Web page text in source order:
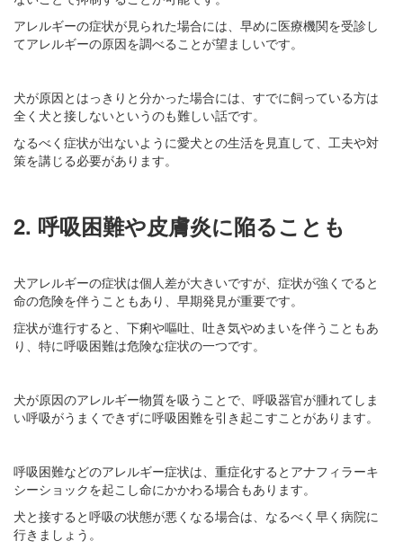
アレルギーの症状が見られた場合には、早めに医療機関を受診し
てアレルギーの原因を調べることが望ましいです。
犬が原因とはっきりと分かった場合には、すでに飼っている方は
全く犬と接しないというのも難しい話です。
なるべく症状が出ないように愛犬との生活を見直して、工夫や対
策を講じる必要があります。
2. 呼吸困難や皮膚炎に陥ることも
犬アレルギーの症状は個人差が大きいですが、症状が強くでると
命の危険を伴うこともあり、早期発見が重要です。
症状が進行すると、下痢や嘔吐、吐き気やめまいを伴うこともあ
り、特に呼吸困難は危険な症状の一つです。
犬が原因のアレルギー物質を吸うことで、呼吸器官が腫れてしま
い呼吸がうまくできずに呼吸困難を引き起こすことがあります。
呼吸困難などのアレルギー症状は、重症化するとアナフィラーキ
シーショックを起こし命にかかわる場合もあります。
犬と接すると呼吸の状態が悪くなる場合は、なるべく早く病院に
行きましょう。